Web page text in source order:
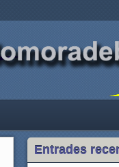
Entrades